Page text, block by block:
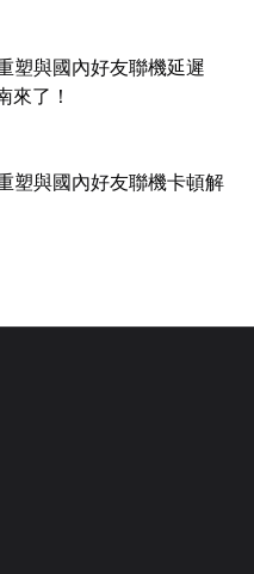
塑與國內好友聯機延遲
來了！
塑與國內好友聯機卡頓解